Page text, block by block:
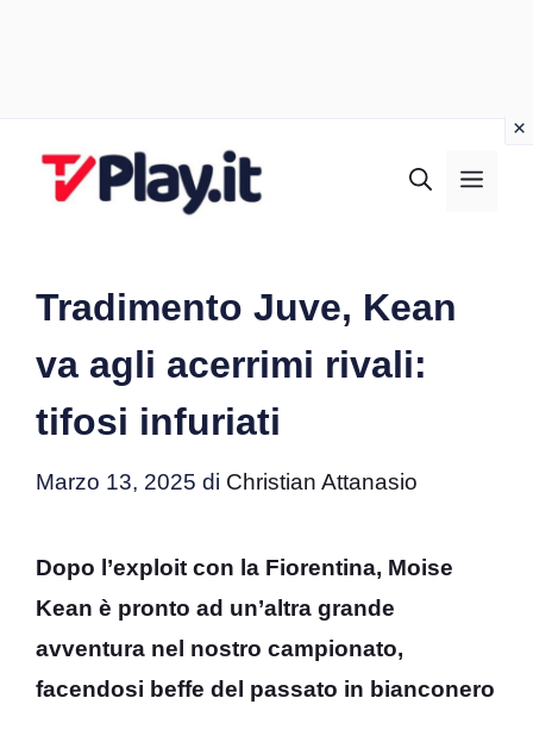
Tradimento Juve, Kean
va agli acerrimi rivali:
tifosi infuriati
Marzo 13, 2025 di Christian Attanasio
Dopo l’exploit con la Fiorentina, Moise
Kean è pronto ad un’altra grande
avventura nel nostro campionato,
facendosi beffe del passato in bianconero